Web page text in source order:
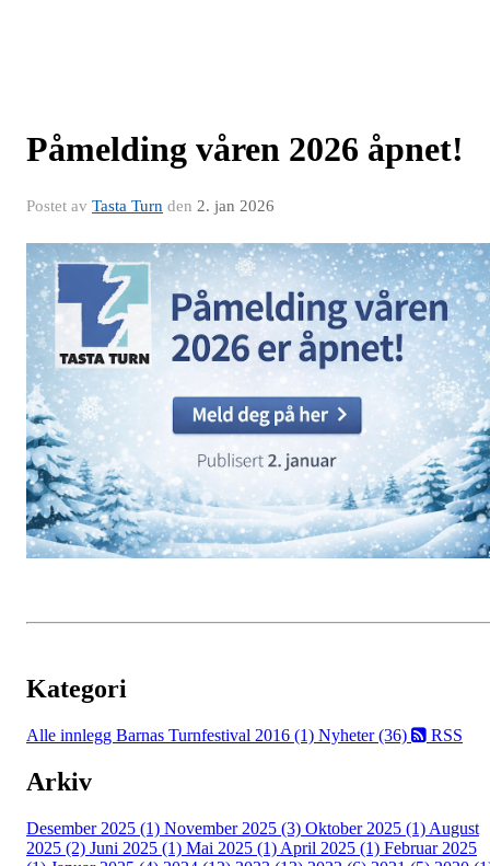
Påmelding våren 2026 åpnet!
Postet av Tasta Turn den 2. jan 2026
Kategori
Alle innlegg Barnas Turnfestival 2016 (1) Nyheter (36) RSS
Arkiv
Desember 2025 (1) November 2025 (3) Oktober 2025 (1) August
2025 (2) Juni 2025 (1) Mai 2025 (1) April 2025 (1) Februar 2025